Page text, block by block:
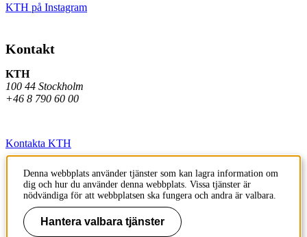
KTH på Instagram
Kontakt
KTH
100 44 Stockholm
+46 8 790 60 00
Kontakta KTH
Jobba på KTH
Press och media
Faktura och betalning KTH
Denna webbplats använder tjänster som kan lagra information om
dig och hur du använder denna webbplats. Vissa tjänster är
nödvändiga för att webbplatsen ska fungera och andra är valbara.
Hantera valbara tjänster